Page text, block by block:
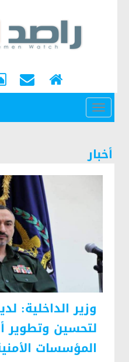
القائمة
أخبار
وزير الداخلية:
لتحسين وتطوير
المؤسسات